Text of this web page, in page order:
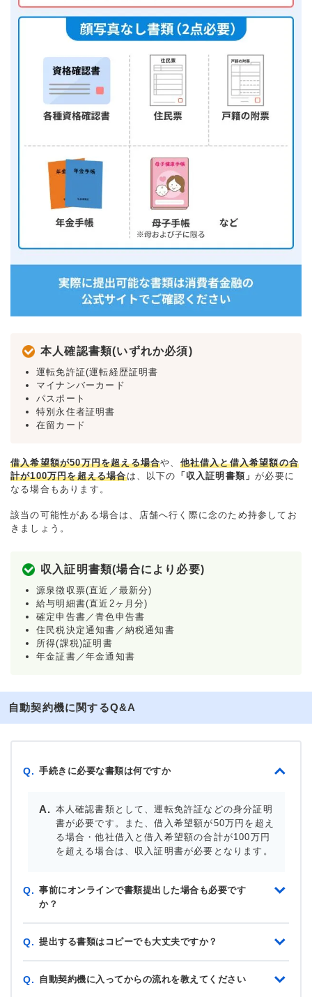
本人確認書類(いずれか必須)
運転免許証(運転経歴証明書
マイナンバーカード
パスポート
特別永住者証明書
在留カード
借入希望額が50万円を超える場合や、 他社借入と借入希望額の合
計が100万円を超える場合は、以下の 「収入証明書類」が必要に
なる場合もあります。
該当の可能性がある場合は、店舗へ行く際に念のため持参してお
きましょう。
収入証明書類(場合により必要)
源泉徴収票(直近／最新分)
給与明細書(直近2ヶ月分)
確定申告書／青色申告書
住民税決定通知書／納税通知書
所得(課税)証明書
年金証書／年金通知書
自動契約機に関するQ&A
Q. 手続きに必要な書類は何ですか
本人確認書類として、運転免許証などの身分証明
書が必要です。また、借入希望額が50万円を超え
る場合・他社借入と借入希望額の合計が100万円
を超える場合は、収入証明書が必要となります。
Q. 事前にオンラインで書類提出した場合も必要です
か？
Q. 提出する書類はコピーでも大丈夫ですか？
Q. 自動契約機に入ってからの流れを教えてください